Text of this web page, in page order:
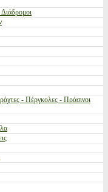
- Πέργκολες - Πράσινοι